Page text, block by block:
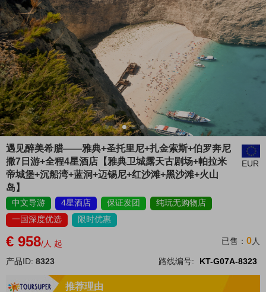
遇见醉美希腊——雅典+圣托里尼+扎金索斯+伯罗奔尼
撒7日游+全程4星酒店【雅典卫城露天古剧场+帕拉米
帝城堡+沉船湾+蓝洞+迈锡尼+红沙滩+黑沙滩+火山
岛】
EUR
中文导游 4星酒店 保证发团
纯玩无购物店
一国深度优选
限时优惠
€ 958/人 起 已售： 0人
产品ID: 8323 路线编号: KT-G07A-8323
推荐理由